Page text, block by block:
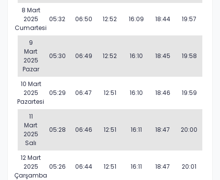
8 Mart
2025
Cumartesi
05:32 06:50 12:52 16:09 18:44 19:57
9
Mart
2025
Pazar
05:30 06:49 12:52 16:10 18:45 19:58
10 Mart
2025
Pazartesi
05:29 06:47 12:51 16:10 18:46 19:59
11
Mart
2025
Salı
05:28 06:46 12:51 16:11 18:47 20:00
12 Mart
2025
Çarşamba
05:26 06:44 12:51 16:11 18:47 20:01